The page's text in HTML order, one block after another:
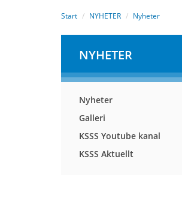
Start NYHETER Nyheter
NYHETER
Nyheter
Galleri
KSSS Youtube kanal
KSSS Aktuellt